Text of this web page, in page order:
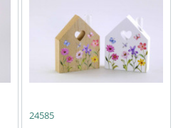
24585